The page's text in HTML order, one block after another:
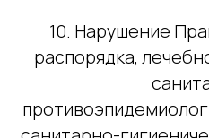
10. Нарушение
распорядка,
Информация
Лицензия
ЛО-77 01-
ООО
Врачи
О клинике
Услуги